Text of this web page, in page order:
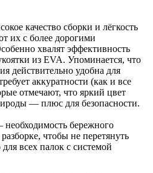
качество сборки и лёгкость
их с более дорогими
хвалят эффективность
из EVA. Упоминается, что
действительно удобна для
аккуратности (как и все
отмечают, что яркий цвет
— плюс для безопасности.
бережного
чтобы не перетянуть
всех палок с системой